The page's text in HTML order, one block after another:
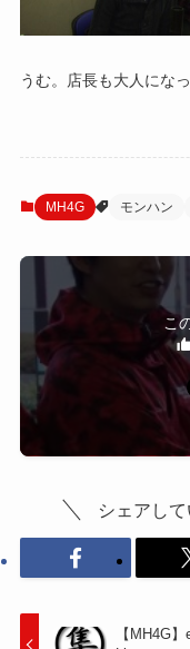
うむ。店長も大人にな
MH4G モンハン
こ
シェアし
【MH4G